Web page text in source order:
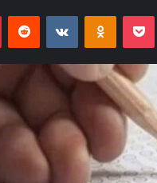
PinterestReddit VKontakte